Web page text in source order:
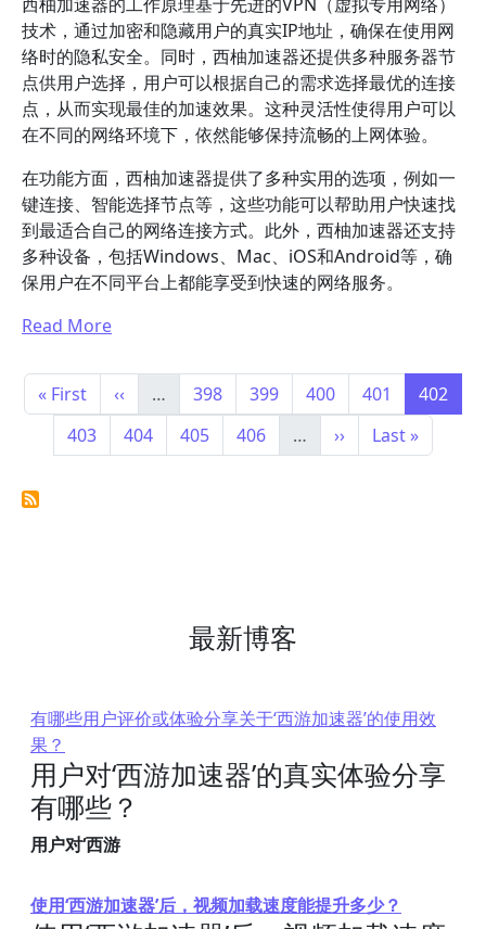
技术，通过加密和隐藏用户的真实IP地址，确保在使用网
络时的隐私安全。同时，西柚加速器还提供多种服务器节
点供用户选择，用户可以根据自己的需求选择最优的连接
点，从而实现最佳的加速效果。这种灵活性使得用户可以
在不同的网络环境下，依然能够保持流畅的上网体验。
在功能方面，西柚加速器提供了多种实用的选项，例如一
键连接、智能选择节点等，这些功能可以帮助用户快速找
到最适合自己的网络连接方式。此外，西柚加速器还支持
多种设备，包括Windows、Mac、iOS和Android等，确
保用户在不同平台上都能享受到快速的网络服务。
Read More
Pagination
First page
« First Previous page
‹‹ … Page
398 Page
399 Page
400 Page
401 Current
402
Page
403 Page
404 Page
405 Page
406 … Next page
›› Last page
Last »
最新博客
有哪些用户评价或体验分享关于‘西游加速器’的使用效
果？
用户对‘西游加速器’的真实体验分享
有哪些？
用户对‘西游
使用‘西游加速器’后，视频加载速度能提升多少？